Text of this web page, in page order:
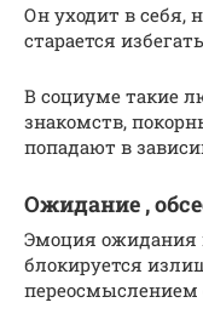
Он уходит в себя,
старается
В социуме такие
знакомств,
попадают в
Ожидание ,
Эмоция ожидания
блокируется
переосмыслением